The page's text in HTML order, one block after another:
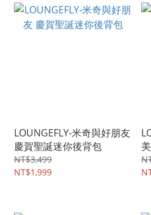
LOUNGEFLY-米奇與好朋友
慶賀聖誕迷你後背包
NT$3,499
NT$1,999